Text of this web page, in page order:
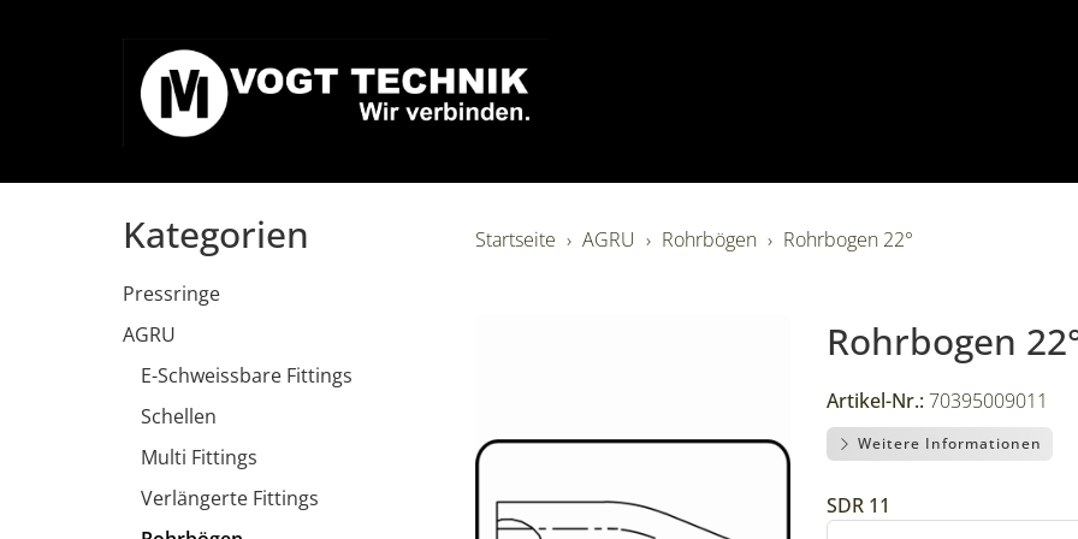
Startseite AGRU Rohrbögen Rohrbogen 22°
Rohrbogen
Artikel-Nr.:70395009011
Weitere Informationen
SDR 11
Kategorien
Pressringe
AGRU
E-Schweissbare Fittings
Schellen
Multi Fittings
Verlängerte Fittings